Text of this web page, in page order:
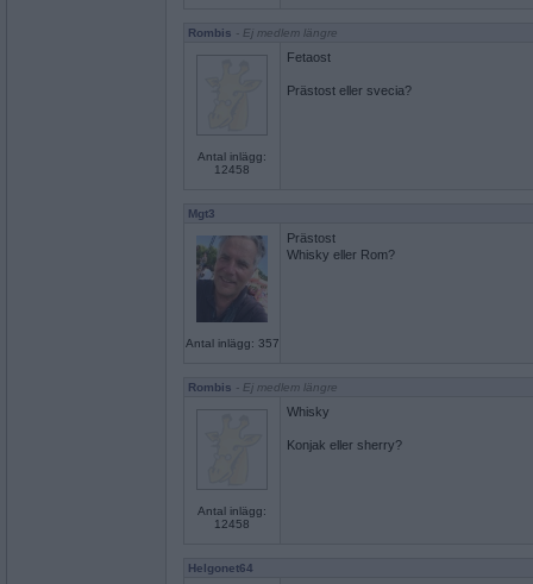
Rombis - Ej medlem längre
Antal inlägg:
12458
Fetaost
Prästost eller svecia?
Mgt3
Antal inlägg: 357
Prästost
Whisky eller Rom?
Rombis - Ej medlem längre
Antal inlägg:
12458
Whisky
Konjak eller sherry?
Helgonet64